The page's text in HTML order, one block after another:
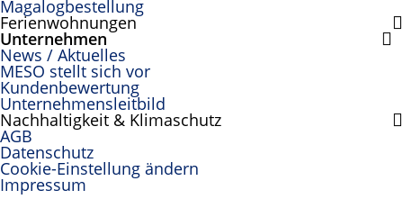
Magalogbestellung
Ferienwohnungen
Unternehmen
News / Aktuelles
MESO stellt sich vor
Kundenbewertung
Unternehmensleitbild
Nachhaltigkeit & Klimaschutz
AGB
Datenschutz
Cookie-Einstellung ändern
Impressum